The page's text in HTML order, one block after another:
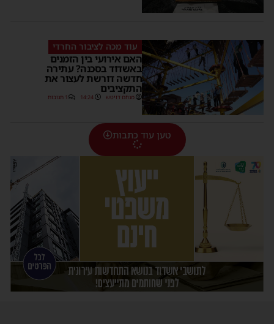
עוד מכה לציבור החרדי
האם אירועי בין הזמנים
באשדוד בסכנה? עתירה
חדשה דורשת לעצור את
התקציבים
מנחם דויטש 14:24 1 תגובות
טען עוד כתבות